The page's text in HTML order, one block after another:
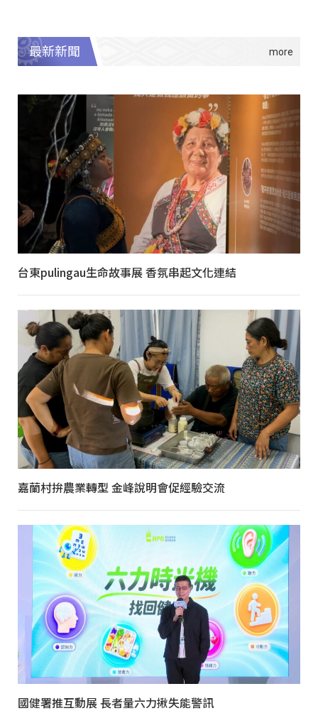
最新新聞
台東pulingau生命故事展 香氛串起文化連結
嘉蘭村拚農業轉型 金峰說明會促經驗交流
國健署推互動展 長者量六力揪失能警訊